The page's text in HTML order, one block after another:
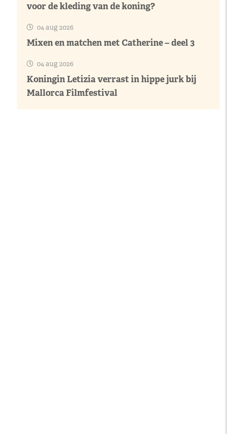
voor de kleding van de koning?
04 aug 2026
Mixen en matchen met Catherine – deel 3
04 aug 2026
Koningin Letizia verrast in hippe jurk bij
Mallorca Filmfestival